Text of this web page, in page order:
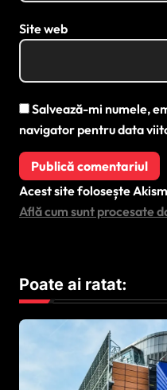
Site web
Salvează-mi numele,
navigator pentru data
Acest site folosește
Află cum sunt procesate
Poate ai ratat: